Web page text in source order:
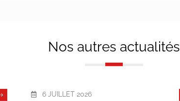
Nos autres actualités
6 JUILLET 2026